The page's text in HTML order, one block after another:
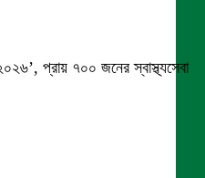
প্রায় ৭০০ জনের স্বাস্থ্যসেবা